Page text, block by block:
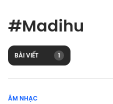
#Madihu
BÀI VIẾT 1
ÂM NHẠC